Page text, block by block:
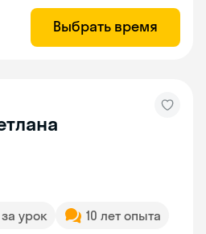
Выбрать время
за урок
10 лет опыта